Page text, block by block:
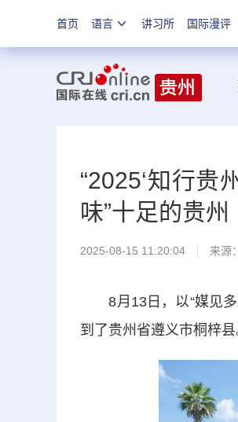
首页 语言 讲习所 国际漫评
“2025‘知行贵
味”十足的贵州
2025-08-15 11:20:04 来源
8月13日，以“媒见多
到了贵州省遵义市桐梓县